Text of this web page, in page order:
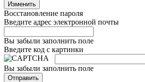
Изменить
Восстановление пароля
Введите адрес электронной почты
Вы забыли заполнить поле
Введите код с картинки
Вы забыли заполнить поле
Отправить